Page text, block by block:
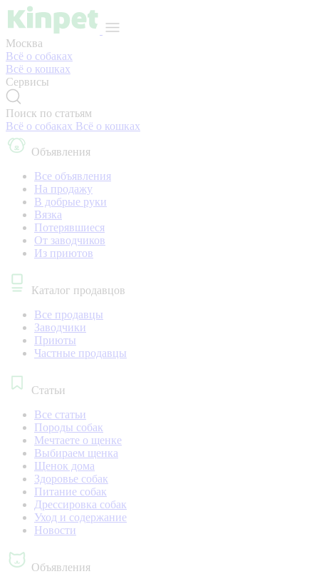
Москва
Всё о собаках
Всё о кошках
Сервисы
Поиск по статьям
Всё о собаках Всё о кошках
Объявления
Все объявления
На продажу
В добрые руки
Вязка
Потерявшиеся
От заводчиков
Из приютов
Каталог продавцов
Все продавцы
Заводчики
Приюты
Частные продавцы
Статьи
Все статьи
Породы собак
Мечтаете о щенке
Выбираем щенка
Щенок дома
Здоровье собак
Питание собак
Дрессировка собак
Уход и содержание
Новости
Объявления